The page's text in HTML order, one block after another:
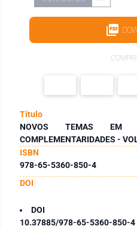
Título
NOVOS TEMAS EM
COMPLEMENTARIDADES -
ISBN
978-65-5360-850-4
DOI
DOI
10.37885/978-65-5360-850-4